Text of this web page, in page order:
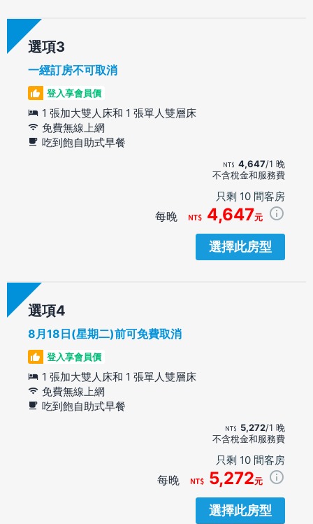
選項
一經訂房不可取消
登入享會員價
1 張加大雙人床和 1 張單人雙層床
免費無線上網
吃到飽自助式早餐
4,647/1 晚
不含稅金和服務費
只剩 10 間客房
每晚 4,647元
選擇此房型
選項
8月18日(星期二)前可免費取消
登入享會員價
1 張加大雙人床和 1 張單人雙層床
免費無線上網
吃到飽自助式早餐
5,272/1 晚
不含稅金和服務費
只剩 10 間客房
每晚 5,272元
選擇此房型